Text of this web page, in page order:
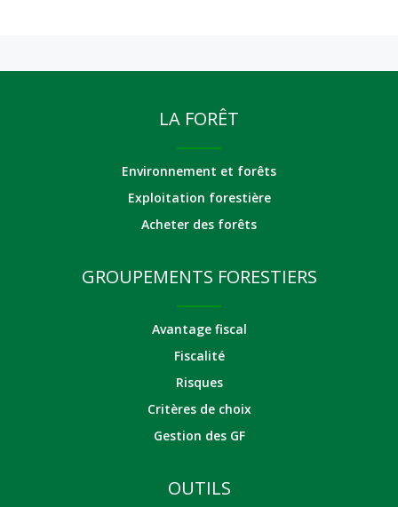
LA FORÊT
Environnement et forêts
Exploitation forestière
Acheter des forêts
GROUPEMENTS FORESTIERS
Avantage fiscal
Fiscalité
Risques
Critères de choix
Gestion des GF
OUTILS